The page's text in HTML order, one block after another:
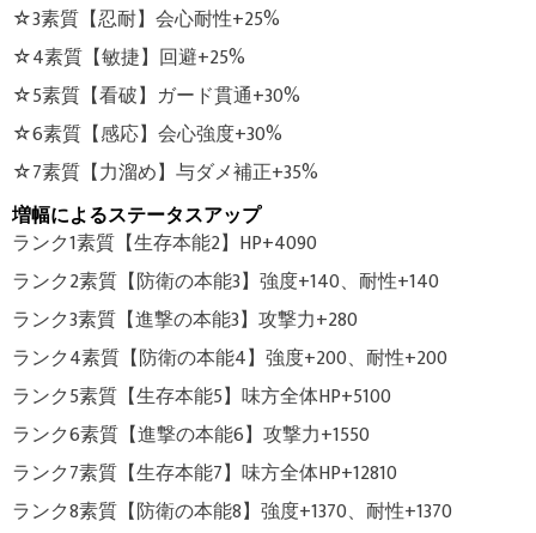
☆3素質【忍耐】会心耐性+25%
☆4素質【敏捷】回避+25%
☆5素質【看破】ガード貫通+30%
☆6素質【感応】会心強度+30%
☆7素質【力溜め】与ダメ補正+35%
増幅によるステータスアップ
ランク1素質【生存本能2】HP+4090
ランク2素質【防衛の本能3】強度+140、耐性+140
ランク3素質【進撃の本能3】攻撃力+280
ランク4素質【防衛の本能4】強度+200、耐性+200
ランク5素質【生存本能5】味方全体HP+5100
ランク6素質【進撃の本能6】攻撃力+1550
ランク7素質【生存本能7】味方全体HP+12810
ランク8素質【防衛の本能8】強度+1370、耐性+1370